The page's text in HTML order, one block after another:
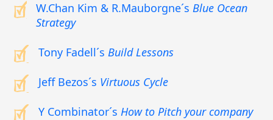
W.Chan Kim & R.Mauborgne´s Blue Ocean
Strategy
Tony Fadell´s Build Lessons
Jeff Bezos´s Virtuous Cycle
Y Combinator´s How to Pitch your company